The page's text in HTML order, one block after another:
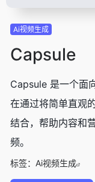
Ai视频生成
Capsule
Capsule 是一个面
在通过将简单直观
结合，帮助内容和
频。
标签： Ai视频生成